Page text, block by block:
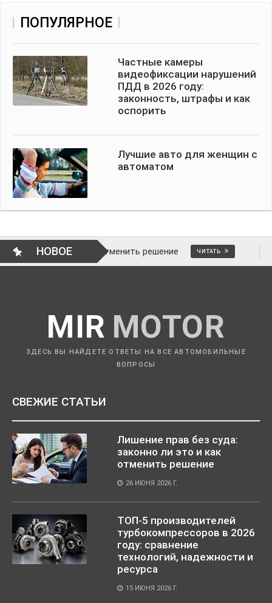
ПОПУЛЯРНОЕ
Частные камеры
видеофиксации нарушений
ПДД в 2026 году:
законность, штрафы и как
оспорить
Лучшие авто для женщин с
автоматом
НОВОЕ
это и как отменить решение ЧИТАТЬ
MIR MOTOR
ЗДЕСЬ ВЫ НАЙДЕТЕ ОТВЕТЫ НА ВСЕ АВТОМОБИЛЬНЫЕ
ВОПРОСЫ
СВЕЖИЕ СТАТЬИ
Лишение прав без суда:
законно ли это и как
отменить решение
26 ИЮНЯ 2026 Г.
ТОП-5 производителей
турбокомпрессоров в 2026
году: сравнение
технологий, надежности и
ресурса
15 ИЮНЯ 2026 Г.